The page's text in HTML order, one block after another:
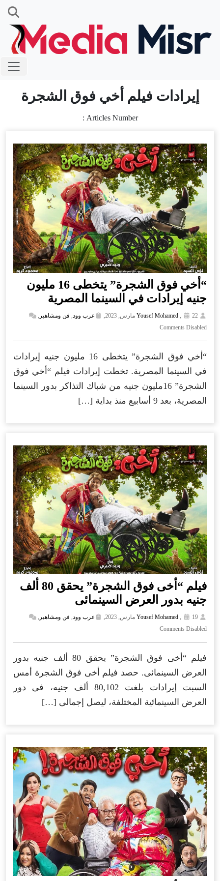
إيرادات فيلم أخي فوق الشجرة
Articles Number :
“أخي فوق الشجرة” يتخطى 16 مليون
جنيه إيرادات في السينما المصرية
Yousef Mohamed 22 مارس, 2023, عرب وود فن ومشاهير
Comments Disabled
“أخي فوق الشجرة” يتخطى 16 مليون جنيه إيرادات
في السينما المصرية. تخطت إيرادات فيلم “أخي فوق
الشجرة” 16مليون جنيه من شباك التذاكر بدور السينما
المصرية، بعد 9 أسابيع منذ بداية […]
فيلم “أخى فوق الشجرة” يحقق 80 ألف
جنيه بدور العرض السينمائى
Yousef Mohamed , 19 مارس, 2023, عرب وود, فن ومشاهير ,
Comments Disabled
فيلم “أخى فوق الشجرة” يحقق 80 ألف جنيه بدور
العرض السينمائى. حصد فيلم أخى فوق الشجرة أمس
السبت إيرادات بلغت 80,102 ألف جنيه، فى دور
العرض السينمائية المختلفة، ليصل إجمالى […]